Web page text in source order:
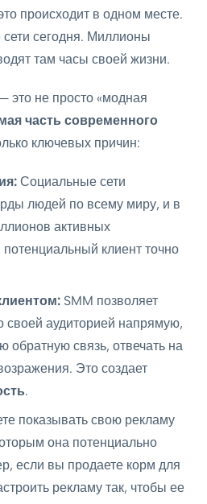
происходит в одном месте.
сегодня. Миллионы
там часы своей жизни.
это не просто «модная
часть современного
ключевых причин:
Социальные сети
людей по всему миру, и в
активных
клиент точно
SMM позволяет
своей аудиторией напрямую,
обратную связь, отвечать на
Это создает
.
показывать свою рекламу
она потенциально
если вы продаете корм для
рекламу так, чтобы ее